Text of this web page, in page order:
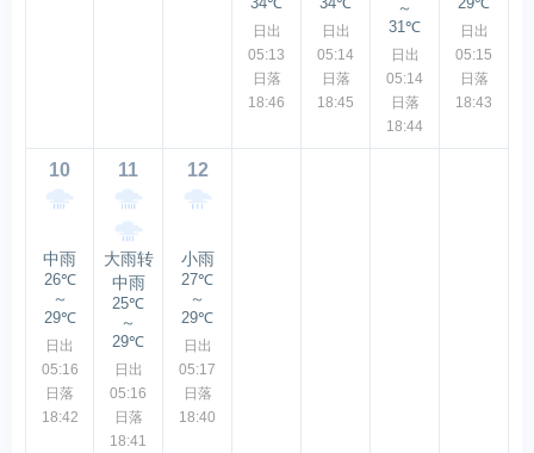
日出
05:13
日落
18:46
日出
05:14
日落
18:45
～
31℃
日出
05:14
日落
18:44
日出
05:15
日落
18:43
10
中雨
26℃
～
29℃
日出
05:16
日落
18:42
11
大雨转
中雨
25℃
～
29℃
日出
05:16
日落
18:41
12
小雨
27℃
～
29℃
日出
05:17
日落
18:40